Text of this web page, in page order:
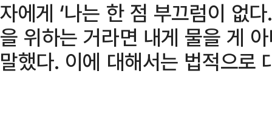
자에게 ‘나는 한 점 부끄럼이 없
을 위하는 거라면 내게 물을 게
말했다. 이에 대해서는 법적으로